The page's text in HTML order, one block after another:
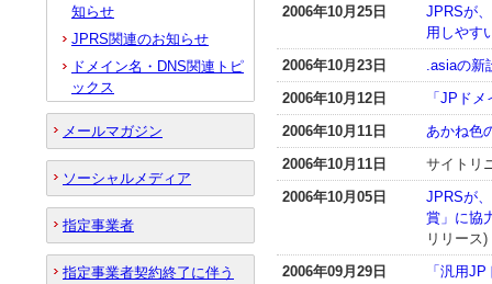
2006年10月25日
JPRSが
用しやす
2006年10月23日
.asiaの新
2006年10月12日
「JPド
2006年10月11日
あかね色
2006年10月11日
サイトリ
2006年10月05日
JPRSが
賞」に協
リリース)
2006年09月29日
「汎用
知らせ
JPRS関連のお知らせ
ドメイン名・DNS関連トピ
ックス
メールマガジン
ソーシャルメディア
指定事業者
指定事業者契約終了に伴う